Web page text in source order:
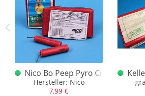
1. Ausführung
Nico Bo Peep Pyro Cracker
Hersteller: Nico
7,99 €